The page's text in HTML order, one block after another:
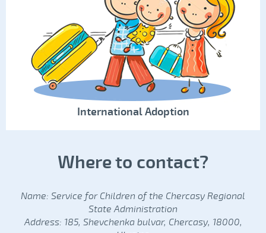
International Adoption
Where to contact?
Name: Service for Children of the Chercasy Regional
State Administration
Address: 185, Shevchenka bulvar, Chercasy, 18000,